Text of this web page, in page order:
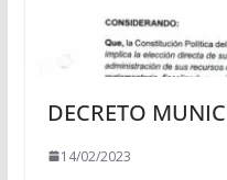
DECRETO
14/02/2023